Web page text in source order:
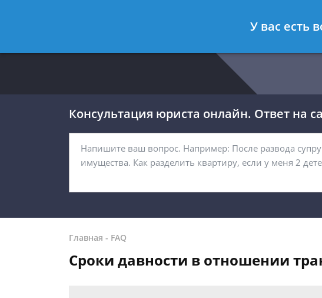
8 812 467-32-54
Консультация юриста онлайн. Ответ на
Главная - FAQ
Сроки давности в отношении
У вас есть